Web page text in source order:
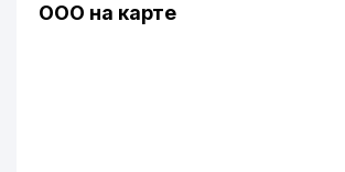
ООО на карте